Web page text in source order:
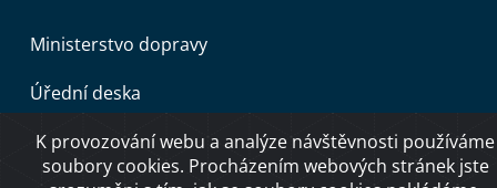
Ministerstvo dopravy
Úřední deska
K provozování webu a analýze návštěvnosti používáme
soubory cookies. Procházením webových stránek jste